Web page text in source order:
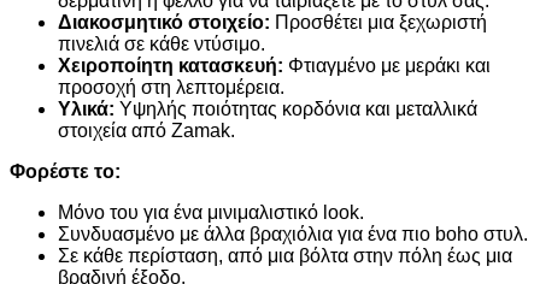
Διακοσμητικό στοιχείο: Προσθέτει μια ξεχωριστή
πινελιά σε κάθε ντύσιμο.
Χειροποίητη κατασκευή: Φτιαγμένο με μεράκι και
προσοχή στη λεπτομέρεια.
Υλικά: Υψηλής ποιότητας κορδόνια και μεταλλικά
στοιχεία από Zamak.
Φορέστε το:
Μόνο του για ένα μινιμαλιστικό look.
Συνδυασμένο με άλλα βραχιόλια για ένα πιο boho στυλ.
Σε κάθε περίσταση, από μια βόλτα στην πόλη έως μια
βραδινή έξοδο.